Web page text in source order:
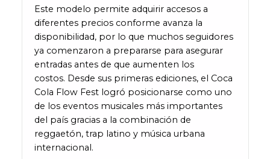
Este modelo permite adquirir accesos a
diferentes precios conforme avanza la
disponibilidad, por lo que muchos seguidores
ya comenzaron a prepararse para asegurar
entradas antes de que aumenten los
costos. Desde sus primeras ediciones, el Coca
Cola Flow Fest logró posicionarse como uno
de los eventos musicales más importantes
del país gracias a la combinación de
reggaetón, trap latino y música urbana
internacional.